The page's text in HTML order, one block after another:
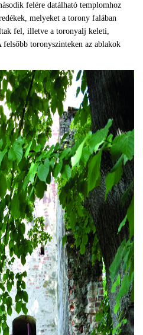
felére datálható templomhoz
melyeket a torony falában
fel, illetve a toronyalj keleti,
toronyszinteken az ablakok